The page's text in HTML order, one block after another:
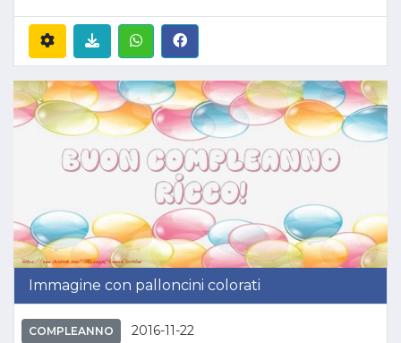
Immagine con palloncini colorati
COMPLEANNO 2016-11-22